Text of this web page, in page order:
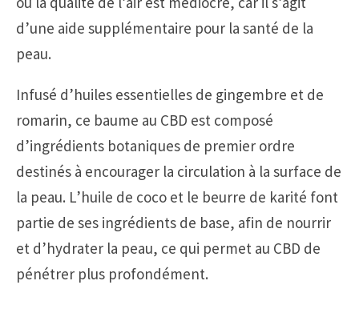
d’une aide supplémentaire pour la santé de la
peau.
Infusé d’huiles essentielles de gingembre et de
romarin, ce baume au CBD est composé
d’ingrédients botaniques de premier ordre
destinés à encourager la circulation à la surface de
la peau. L’huile de coco et le beurre de karité font
partie de ses ingrédients de base, afin de nourrir
et d’hydrater la peau, ce qui permet au CBD de
pénétrer plus profondément.